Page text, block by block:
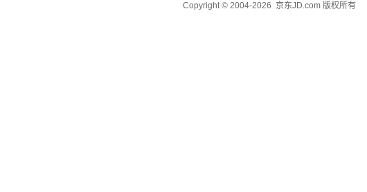
Copyright © 2004-2026 京东JD.com 版权所有